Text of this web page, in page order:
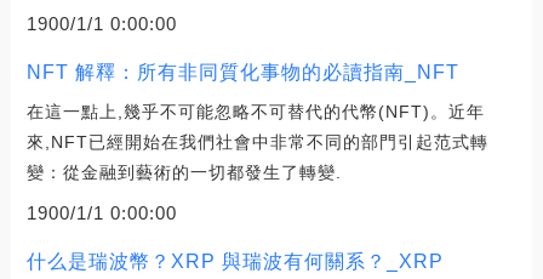
1900/1/1 0:00:00
NFT 解釋：所有非同質化事物的必讀指南_NFT
在這一點上,幾乎不可能忽略不可替代的代幣(NFT)。近年
來,NFT已經開始在我們社會中非常不同的部門引起范式轉
變：從金融到藝術的一切都發生了轉變.
1900/1/1 0:00:00
什么是瑞波幣？XRP 與瑞波有何關系？_XRP